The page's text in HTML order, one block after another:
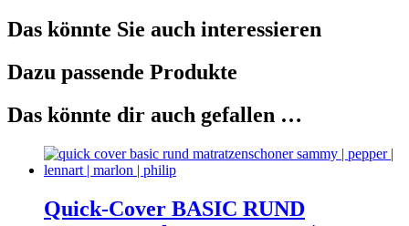
Das könnte Sie auch interessieren
Dazu passende Produkte
Das könnte dir auch gefallen …
Quick-Cover BASIC RUND